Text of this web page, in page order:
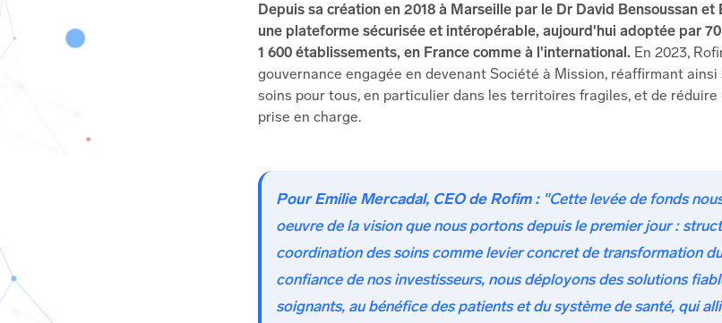
Depuis sa création en 2018 à Marseille par le Dr David Bensoussan
une plateforme sécurisée et intéropérable, aujourd'hui adoptée par
1 600 établissements, en France comme à l'international. En 2023,
gouvernance engagée en devenant Société à Mission, réaffirmant
soins pour tous, en particulier dans les territoires fragiles, et de
prise en charge.
Pour Emilie Mercadal, CEO de Rofim : "Cette levée de fonds
oeuvre de la vision que nous portons depuis le premier jour :
coordination des soins comme levier concret de transformation
confiance de nos investisseurs, nous déployons des solutions
soignants, au bénéfice des patients et du système de santé, qui